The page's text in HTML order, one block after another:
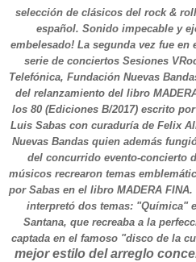
selección de clásicos del rock &
español. Sonido impecable y
embelesado! La segunda vez fue en
serie de conciertos Sesiones
Telefónica, Fundación Nuevas
del relanzamiento del libro
los 80 (Ediciones B/2017) escrito
Luis Sabas con curaduría de Felix
Nuevas Bandas quien además
del concurrido evento-concierto
músicos recrearon temas
por Sabas en el libro MADERA
interpretó dos temas: "Química"
Santana, que recreaba a la
captada en el famoso "disco de la
mejor estilo del arreglo